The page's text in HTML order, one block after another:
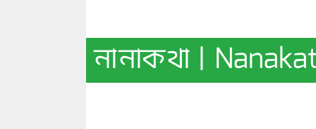
নানাকথা |